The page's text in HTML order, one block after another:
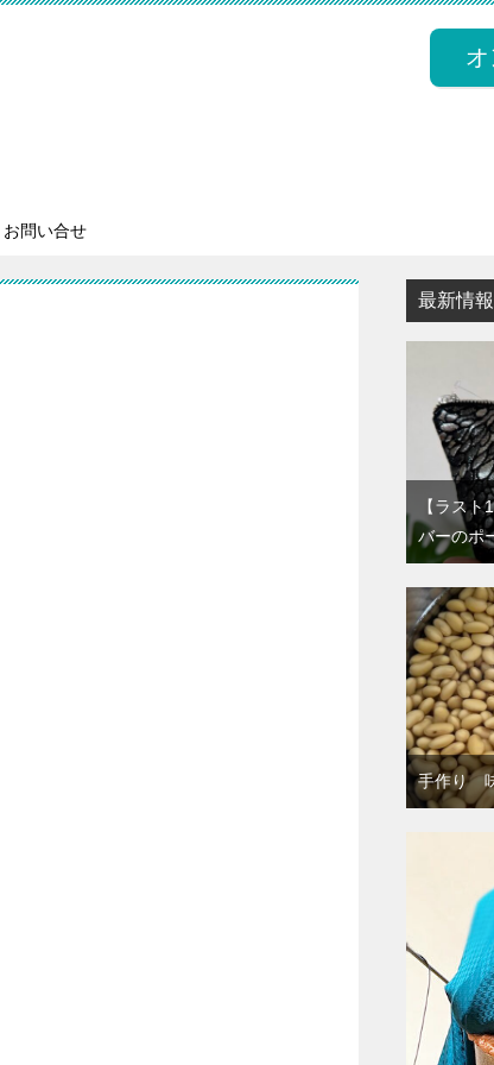
お問い合せ
最新情報
【ラス
バーのポ
手作り